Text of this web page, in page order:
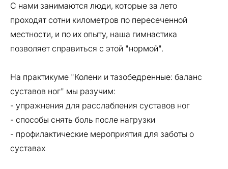
С нами занимаются люди, которые за лето
проходят сотни километров по пересеченной
местности, и по их опыту, наша гимнастика
позволяет справиться с этой "нормой".
На практикуме "Колени и тазобедренные: баланс
суставов ног" мы разучим:
- упражнения для расслабления суставов ног
- способы снять боль после нагрузки
- профилактические мероприятия для заботы о
суставах